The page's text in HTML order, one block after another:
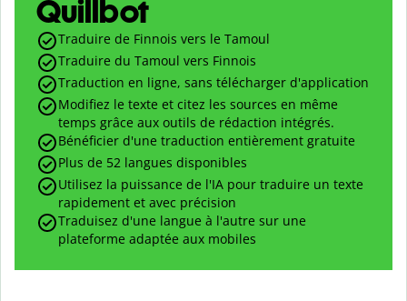
Quillbot
Traduire de Finnois vers le Tamoul
Traduire du Tamoul vers Finnois
Traduction en ligne, sans télécharger d'application
Modifiez le texte et citez les sources en même
temps grâce aux outils de rédaction intégrés.
Bénéficier d'une traduction entièrement gratuite
Plus de 52 langues disponibles
Utilisez la puissance de l'IA pour traduire un texte
rapidement et avec précision
Traduisez d'une langue à l'autre sur une
plateforme adaptée aux mobiles